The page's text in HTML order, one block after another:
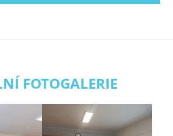
FOTOGALERIE